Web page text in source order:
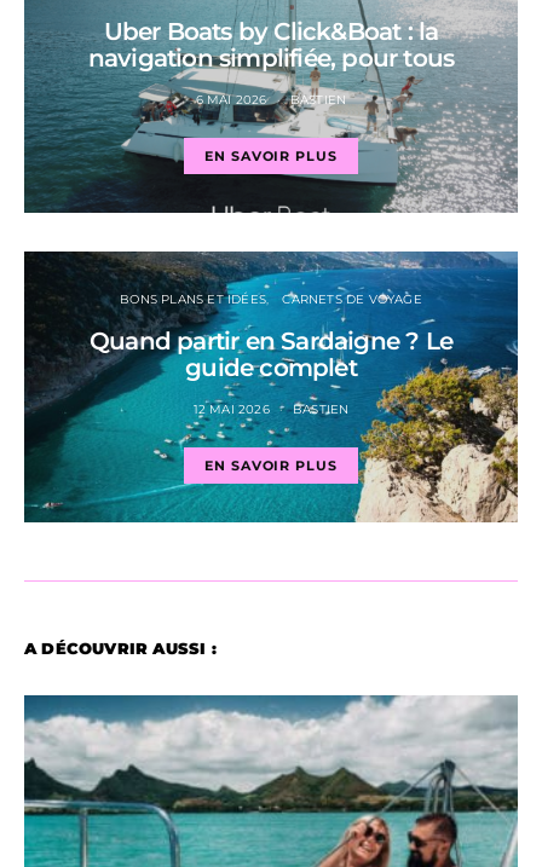
Uber Boats by Click&Boat : la
navigation simplifiée, pour tous
6 MAI 2026 BASTIEN
EN SAVOIR PLUS
BONS PLANS ET IDÉES CARNETS DE VOYAGE
Quand partir en Sardaigne ? Le
guide complet
12 MAI 2026 BASTIEN
EN SAVOIR PLUS
A DÉCOUVRIR AUSSI :